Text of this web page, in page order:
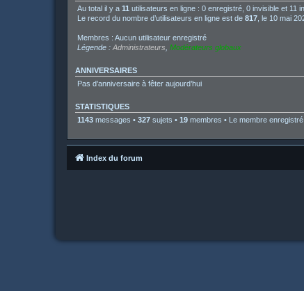
Au total il y a 11 utilisateurs en ligne : 0 enregistré, 0 invisible et 11
Le record du nombre d’utilisateurs en ligne est de 817 , le 10 mai
Membres : Aucun utilisateur enregistré
Légende : Administrateurs Modérateurs globaux
ANNIVERSAIRES
Pas d’anniversaire à fêter aujourd’hui
STATISTIQUES
1143 messages • 327 sujets • 19 membres • Le membre
Index du forum